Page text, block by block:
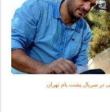
در سریال پشت بام تهران